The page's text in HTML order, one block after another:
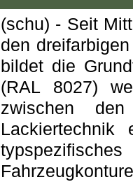
(schu) - Seit
den
bildet die
(RAL 8027)
zwischen
Lackiertechnik